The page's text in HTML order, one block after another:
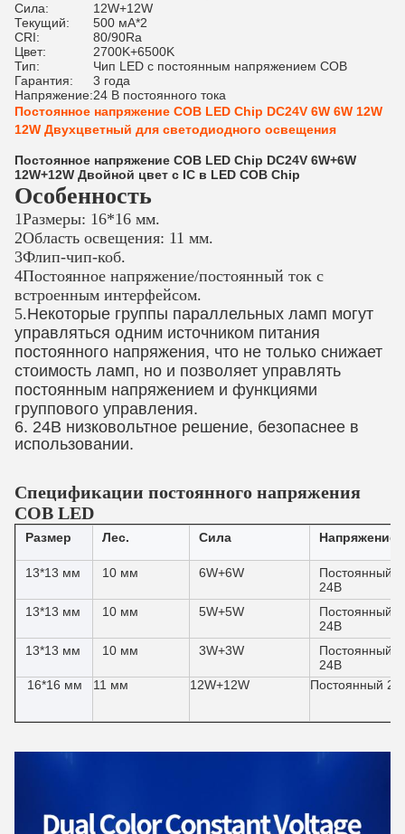
Сила:
12W+12W
Текущий:
500 мА*2
CRI:
80/90Ra
Цвет:
2700K+6500K
Тип:
Чип LED с постоянным напряжением COB
Гарантия:
3 года
Напряжение:24 В постоянного тока
Постоянное напряжение COB LED Chip DC24V 6W 6W 12W
12W Двухцветный для светодиодного освещения
Постоянное напряжение COB LED Chip DC24V 6W+6W
12W+12W Двойной цвет с IC в LED COB Chip
Особенность
1Размеры: 16*16 мм.
2Область освещения: 11 мм.
3Флип-чип-коб.
4Постоянное напряжение/постоянный ток с
встроенным интерфейсом.
5.Некоторые группы параллельных ламп могут
управляться одним источником питания
постоянного напряжения, что не только снижает
стоимость ламп, но и позволяет управлять
постоянным напряжением и функциями
группового управления.
6. 24В низковольтное решение, безопаснее в
использовании.
Спецификации постоянного напряжения
COB LED
Размер Лес. Сила Напряжение
13*13 мм 10 мм 6W+6W
Постоянный
24В
13*13 мм
10 мм 5W+5W
Постоянный
24В
13*13 мм
10 мм 3W+3W
Постоянный
24В
16*16 мм
11 мм 12W+12W Постоянный